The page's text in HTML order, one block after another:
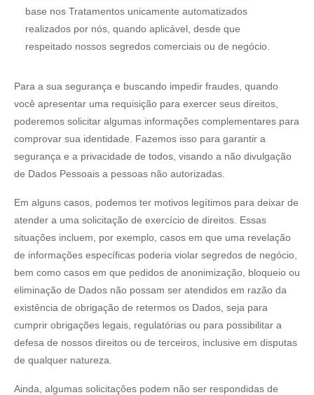
base nos Tratamentos unicamente automatizados
realizados por nós, quando aplicável, desde que
respeitado nossos segredos comerciais ou de negócio.
Para a sua segurança e buscando impedir fraudes, quando
você apresentar uma requisição para exercer seus direitos,
poderemos solicitar algumas informações complementares para
comprovar sua identidade. Fazemos isso para garantir a
segurança e a privacidade de todos, visando a não divulgação
de Dados Pessoais a pessoas não autorizadas.
Em alguns casos, podemos ter motivos legítimos para deixar de
atender a uma solicitação de exercício de direitos. Essas
situações incluem, por exemplo, casos em que uma revelação
de informações específicas poderia violar segredos de negócio,
bem como casos em que pedidos de anonimização, bloqueio ou
eliminação de Dados não possam ser atendidos em razão da
existência de obrigação de retermos os Dados, seja para
cumprir obrigações legais, regulatórias ou para possibilitar a
defesa de nossos direitos ou de terceiros, inclusive em disputas
de qualquer natureza.
Ainda, algumas solicitações podem não ser respondidas de